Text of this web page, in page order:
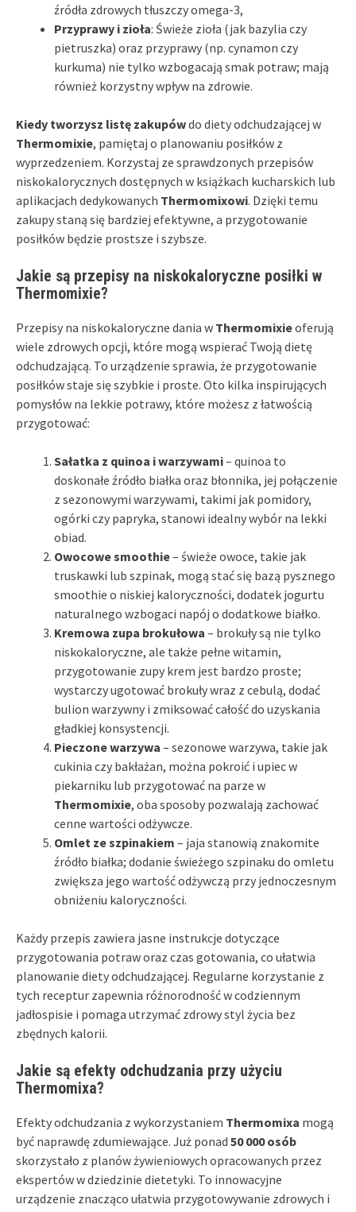
źródła zdrowych tłuszczy omega-3,
Przyprawy i zioła: Świeże zioła (jak bazylia czy
pietruszka) oraz przyprawy (np. cynamon czy
kurkuma) nie tylko wzbogacają smak potraw; mają
również korzystny wpływ na zdrowie.
Kiedy tworzysz listę zakupówdo diety odchudzającej w
Thermomixie, pamiętaj o planowaniu posiłków z
wyprzedzeniem. Korzystaj ze sprawdzonych przepisów
niskokalorycznych dostępnych w książkach kucharskich lub
aplikacjach dedykowanych Thermomixowi. Dzięki temu
zakupy staną się bardziej efektywne, a przygotowanie
posiłków będzie prostsze i szybsze.
Jakie są przepisy na niskokaloryczne posiłki w
Thermomixie?
Przepisy na niskokaloryczne dania w Thermomixieoferują
wiele zdrowych opcji, które mogą wspierać Twoją dietę
odchudzającą. To urządzenie sprawia, że przygotowanie
posiłków staje się szybkie i proste. Oto kilka inspirujących
pomysłów na lekkie potrawy, które możesz z łatwością
przygotować:
Sałatka z quinoa i warzywami– quinoa to
doskonałe źródło białka oraz błonnika, jej połączenie
z sezonowymi warzywami, takimi jak pomidory,
ogórki czy papryka, stanowi idealny wybór na lekki
obiad.
Owocowe smoothie– świeże owoce, takie jak
truskawki lub szpinak, mogą stać się bazą pysznego
smoothie o niskiej kaloryczności, dodatek jogurtu
naturalnego wzbogaci napój o dodatkowe białko.
Kremowa zupa brokułowa – brokuły są nie tylko
niskokaloryczne, ale także pełne witamin,
przygotowanie zupy krem jest bardzo proste;
wystarczy ugotować brokuły wraz z cebulą, dodać
bulion warzywny i zmiksować całość do uzyskania
gładkiej konsystencji.
Pieczone warzywa – sezonowe warzywa, takie jak
cukinia czy bakłażan, można pokroić i upiec w
piekarniku lub przygotować na parze w
Thermomixie, oba sposoby pozwalają zachować
cenne wartości odżywcze.
Omlet ze szpinakiem – jaja stanowią znakomite
źródło białka; dodanie świeżego szpinaku do omletu
zwiększa jego wartość odżywczą przy jednoczesnym
obniżeniu kaloryczności.
Każdy przepis zawiera jasne instrukcje dotyczące
przygotowania potraw oraz czas gotowania, co ułatwia
planowanie diety odchudzającej. Regularne korzystanie z
tych receptur zapewnia różnorodność w codziennym
jadłospisie i pomaga utrzymać zdrowy styl życia bez
zbędnych kalorii.
Jakie są efekty odchudzania przy użyciu
Thermomixa?
Efekty odchudzania z wykorzystaniem Thermomixa mogą
być naprawdę zdumiewające. Już ponad 50 000 osób
skorzystało z planów żywieniowych opracowanych przez
ekspertów w dziedzinie dietetyki. To innowacyjne
urządzenie znacząco ułatwia przygotowywanie zdrowych i